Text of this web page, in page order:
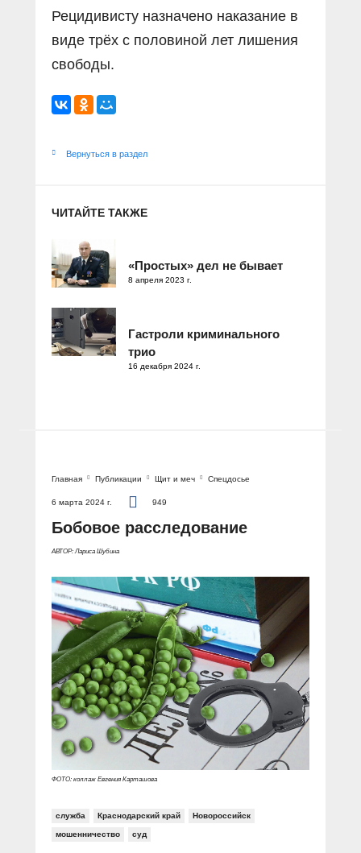
Рецидивисту назначено наказание в
виде трёх с половиной лет лишения
свободы.
Вернуться в раздел
ЧИТАЙТЕ ТАКЖЕ
«Простых» дел не бывает
8 апреля 2023 г.
Гастроли криминального
трио
16 декабря 2024 г.
Главная Публикации Щит и меч Спецдосье
6 марта 2024 г. 949
Бобовое расследование
АВТОР: Лариса Шубина
ФОТО: коллаж Евгения Карташова
служба Краснодарский край Новороссийск
мошенничество суд